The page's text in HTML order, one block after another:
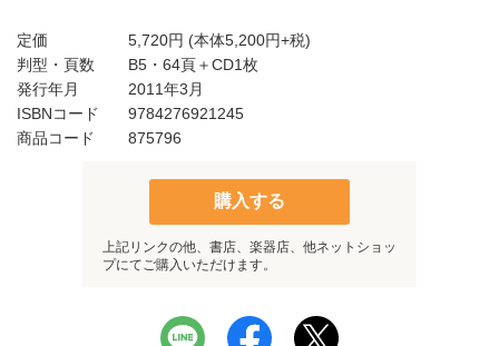
定価 5,720円 (本体5,200円+税)
判型・頁数
B5・64頁＋CD1枚
発行年月
2011年3月
ISBNコード
9784276921245
商品コード
875796
購入する
上記リンクの他、書店、楽器店、他ネットショッ
プにてご購入いただけます。